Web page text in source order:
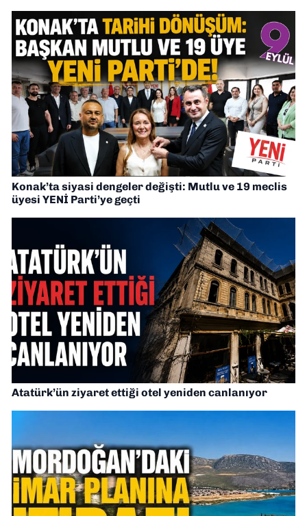
Konak’ta siyasi dengeler değişti: Mutlu ve 19 meclis
üyesi YENİ Parti’ye geçti
Atatürk’ün ziyaret ettiği otel yeniden canlanıyor